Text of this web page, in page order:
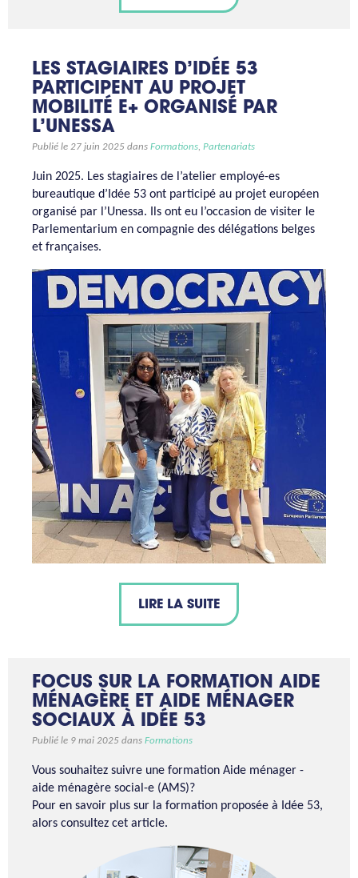
LES STAGIAIRES D’IDÉE 53
PARTICIPENT AU PROJET
MOBILITÉ E+ ORGANISÉ PAR
L’UNESSA
Publié le 27 juin 2025 dans Formations, Partenariats
Juin 2025. Les stagiaires de l’atelier employé-es
bureautique d’Idée 53 ont participé au projet européen
organisé par l’Unessa. Ils ont eu l’occasion de visiter le
Parlementarium en compagnie des délégations belges
et françaises.
LIRE LA SUITE
FOCUS SUR LA FORMATION AIDE
MÉNAGÈRE ET AIDE MÉNAGER
SOCIAUX À IDÉE 53
Publié le 9 mai 2025 dans Formations
Vous souhaitez suivre une formation Aide ménager -
aide ménagère social-e (AMS)?
Pour en savoir plus sur la formation proposée à Idée 53,
alors consultez cet article.